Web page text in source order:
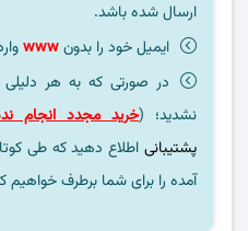
ارسال شده باشد.
ایمیل خود را بدونwww
در صورتی که به هر دلیلی
نشدید؛ (خرید مجدد انجام
پشتیبانی اطلاع دهید که طی
آمده را برای شما برطرف خواهیم